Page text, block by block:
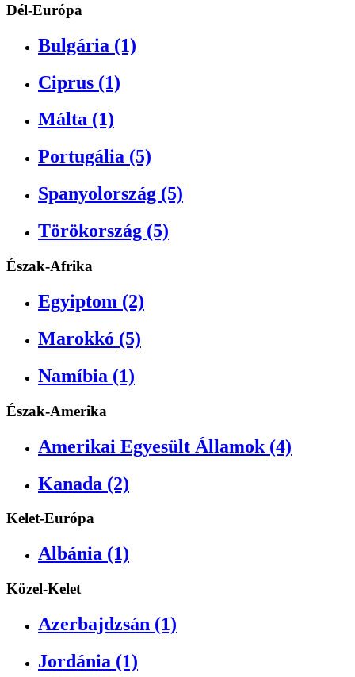
Dél-Európa
Bulgária (1)
Ciprus (1)
Málta (1)
Portugália (5)
Spanyolország (5)
Törökország (5)
Észak-Afrika
Egyiptom (2)
Marokkó (5)
Namíbia (1)
Észak-Amerika
Amerikai Egyesült Államok (4)
Kanada (2)
Kelet-Európa
Albánia (1)
Közel-Kelet
Azerbajdzsán (1)
Jordánia (1)